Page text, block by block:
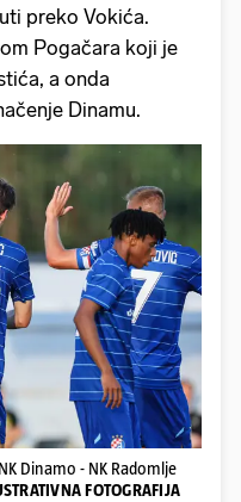
preko Vokića.
Pogačara koji je
a onda
Dinamu.
Dinamo - NK Radomlje
FOTOGRAFIJA